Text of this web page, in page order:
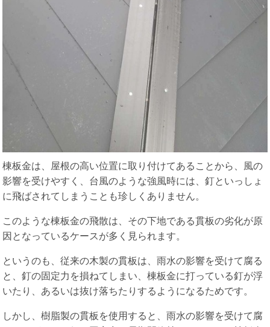
棟板金は、屋根の高い位置に取り付けてあることから、風の
影響を受けやすく、台風のような強風時には、釘といっしょ
に飛ばされてしまうことも珍しくありません。
このような棟板金の飛散は、その下地である貫板の劣化が原
因となっているケースが多く見られます。
というのも、従来の木製の貫板は、雨水の影響を受けて腐る
と、釘の固定力を損ねてしまい、棟板金に打っている釘が浮
いたり、あるいは抜け落ちたりするようになるためです。
しかし、樹脂製の貫板を使用すると、雨水の影響を受けて腐